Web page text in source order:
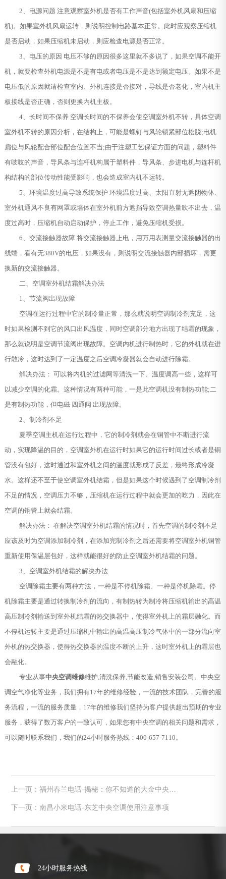
2、电源问题 注意观察室外机是否有工作声音(包括室外机风扇和压缩
机)。如果室外机风扇运转，则说明控制电路基本正常。此时应观察压缩机
是否启动，如果压缩机未启动，则应检查电源是否正常。
3、电压的原因 电压不够的原因很多这里就不多说了，如果空调不能开
机，就要检查外机电源是不是有电或者电压是不是达到额定电压。如果不是
电压低的原因就请检查室内、外机连接是否接对，导线是否老化，室内机主
板接线是否正确，否则更换内机主板。
4、长时间不保养 空调长时间的不保养会使空调室外机不转，具体空调
室外机不转的原因分析，在结构上，可能是螺钉与风轮锁紧部位松脱;电机
扁位与风轮配合部位配合位置不当;由于注塑工艺保证方面的问题，塑料件
有吱吱的声音，导风条与连杆机构属于塑料件，导风条、步进电机与连杆机
构结构的部位传动性能受影响，也会造成室内机不运转。
5、环境温度过高导致系统保护 环境温度过高、太阳直射无遮阴物体、
室外机通风不良有网罩或墙体在室外机前方遮挡导致空调热量吹不出去，温
度过高时，压缩机自动启动保护，停止工作，避免压缩机受损。
6、交流接触器故障 将交流接触器上电，用万用表测量交流接触器的出
线端，看有无380V的电压，如果没有，则说明交流接触器内部损坏，需更
换新的交流接触器。
二、空调室外机结霜解决办法
1、节流阀出现故障
空调在运行过程中它的制冷量正常，那么就说明空调制冷剂充足，这
时如果检测不到它的风口出风温度，同时空调部分地方出现了结霜的现象，
那么就说明是空调节流阀出现故障。空调内机进行制热时，它的外机就在进
行散冷，这时达到了一定温度之后空调冷凝器就会自动进行除霜。
解决办法： 可以将内机的过滤网等清洗一下、温度调高一些，这样可
以减少空调的化霜。这种情况有两种可能，一是此空调机没有制热功能;二
是有制热功能，但电磁 四通阀 出现故障。
2、制冷剂不足
夏季空调主机在运行过程中，它的制冷剂就会在铜管中不断进行流
动，实现降温的目的，空调室外机在运行时如果它的运行时间过长或者是铜
管没有包好，这时通过和室外机之间的温度就形成了反差，最终形成冷凝
水。这样还不至于使空调室外机结霜，但是如果这个时候遇到了空调制冷剂
不足的情况，空调压力不够，压缩机在运行过程中就会更加的吃力，因此在
空调的铜管上就会结霜。
解决办法： 在解决空调室外机结霜的情况时，首先空调的制冷剂不足
应该及时为空调添加制冷剂，在添加完制冷剂之后还需要将空调室外机铜管
重新使用保温层包好，这样就能很好的防止空调室外机结霜的问题。
3、空调室外机结霜的解决办法
空调除霜主要有两种方法，一种是不停机除霜、一种是停机除霜。停
机除霜主要是通过转换制冷剂的流向，有制热转为制冷将压缩机输出的高温
高压制冷剂输送到室外机结霜的热交换器中，使得室外机上的霜层融化。而
不停机运转主要是通过压缩机中输出的高温高压制冷气体中的一部分流向室
外机的热交换器，使得热交换器的温度不断的上升，这时室外机上的霜层也
会融化。
专业从事中央空调维修维护,清洗保养,节能改造,销售安装公司、中央空
调空气净化等业务，我们拥有17年的维修经验，一流的技术团队，完善的服
务流程，一流的服务质量，17年的维修我们坚持为客户提供超出预期的专业
服务，获得了数万客户的一致认可，如果您有中央空调的相关问题和需求，
可以随时联系我们，我们的24小时服务热线：400-657-7110。
上一页：福州春兰电话-揭秘：你不知道的大金中央空
下一页：南昌小米电话-东芝中央空调使用注意事项
24小时服务热线